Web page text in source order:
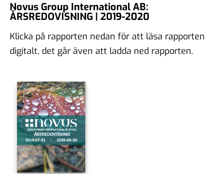
Novus Group International AB:
ÅRSREDOVISNING | 2019-2020
Klicka på rapporten nedan för att läsa rapporten
digitalt, det går även att ladda ned rapporten.